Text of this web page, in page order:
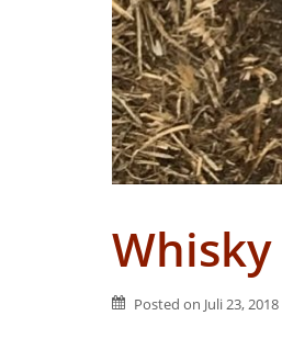
Whisky
Posted on Juli 23, 2018